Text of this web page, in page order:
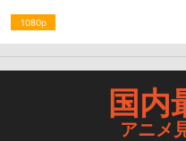
1080p
国内
アニメ